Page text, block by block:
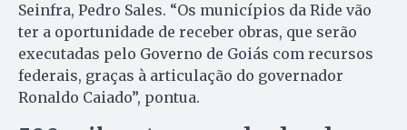
Seinfra, Pedro Sales. “Os municípios da Ride vão
ter a oportunidade de receber obras, que serão
executadas pelo Governo de Goiás com recursos
federais, graças à articulação do governador
Ronaldo Caiado”, pontua.